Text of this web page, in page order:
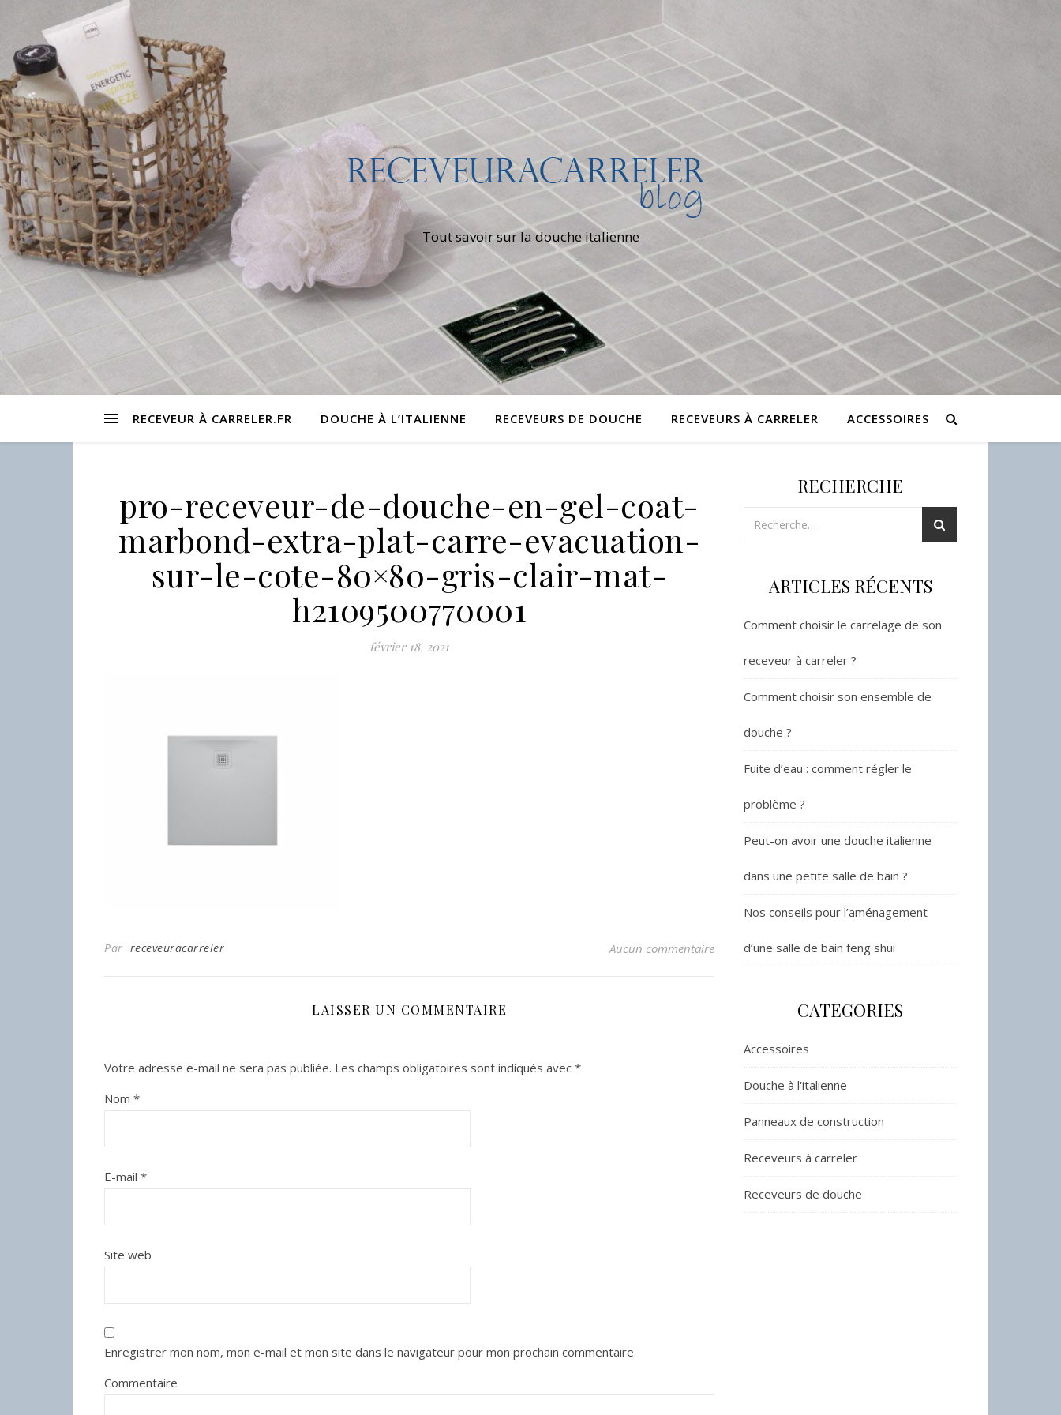
Tout savoir sur la douche italienne
RECEVEUR À CARRELER.FR DOUCHE À L’ITALIENNE RECEVEURS DE DOUCHE RECEVEURS À CARRELER ACCESSOIRES
pro-receveur-de-douche-en-gel-coat-
marbond-extra-plat-carre-evacuation-
sur-le-cote-80×80-gris-clair-mat-
h2109500770001
février 18, 2021
Par receveuracarreler Aucun commentaire
LAISSER UN COMMENTAIRE
Votre adresse e-mail ne sera pas publiée. Les champs obligatoires sont indiqués avec *
Nom *
E-mail *
Site web
Enregistrer mon nom, mon e-mail et mon site dans le navigateur pour mon prochain commentaire.
Commentaire
RECHERCHE
ARTICLES RÉCENTS
Comment choisir le carrelage de son
receveur à carreler ?
Comment choisir son ensemble de
douche ?
Fuite d’eau : comment régler le
problème ?
Peut-on avoir une douche italienne
dans une petite salle de bain ?
Nos conseils pour l’aménagement
d’une salle de bain feng shui
CATEGORIES
Accessoires
Douche à l'italienne
Panneaux de construction
Receveurs à carreler
Receveurs de douche